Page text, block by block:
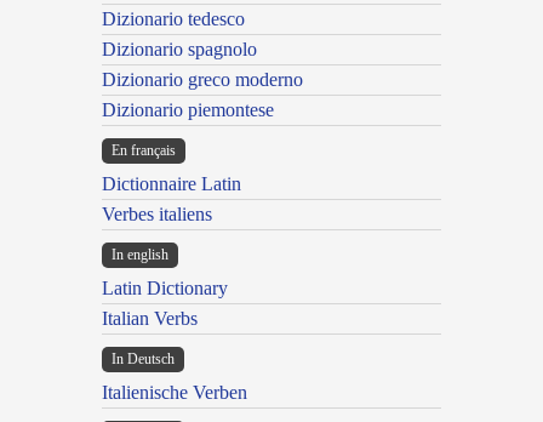
Dizionario tedesco
Dizionario spagnolo
Dizionario greco moderno
Dizionario piemontese
En français
Dictionnaire Latin
Verbes italiens
In english
Latin Dictionary
Italian Verbs
In Deutsch
Italienische Verben